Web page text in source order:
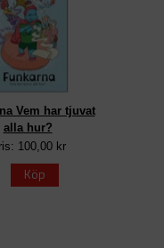
Vem har tjuvat
alla hur?
100,00 kr
Köp